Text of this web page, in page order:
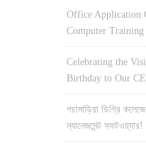
Office Application
Computer
Celebrating the
Birthday to Our
পচামাড়িয়া ডিগ্রি
ম্যানেজমেন্ট সফটওয়্যার!